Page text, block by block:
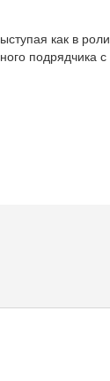
как в роли
подрядчика с